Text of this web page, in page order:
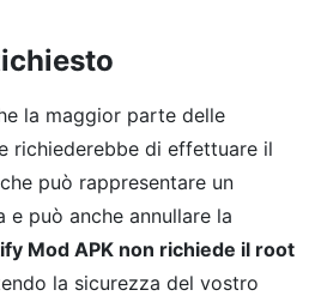
la maggior parte delle
richiederebbe di effettuare il
può rappresentare un
e può anche annullare la
Mod APK non richiede il root
la sicurezza del vostro